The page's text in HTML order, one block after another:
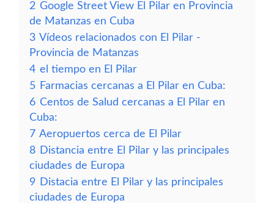
2 Google Street View El Pilar en Provincia
de Matanzas en Cuba
3 Vídeos relacionados con El Pilar -
Provincia de Matanzas
4 el tiempo en El Pilar
5 Farmacias cercanas a El Pilar en Cuba:
6 Centos de Salud cercanas a El Pilar en
Cuba:
7 Aeropuertos cerca de El Pilar
8 Distancia entre El Pilar y las principales
ciudades de Europa
9 Distacia entre El Pilar y las principales
ciudades de Europa